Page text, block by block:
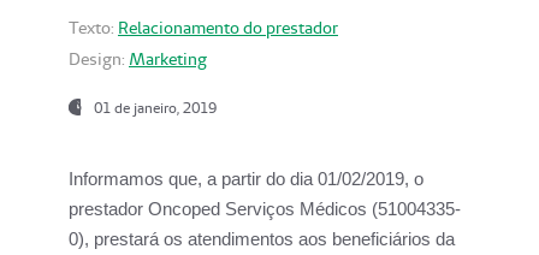
Texto: Relacionamento do prestador
Design: Marketing
01 de janeiro, 2019
Informamos que, a partir do dia 01/02/2019, o
prestador Oncoped Serviços Médicos (51004335-
0), prestará os atendimentos aos beneficiários da